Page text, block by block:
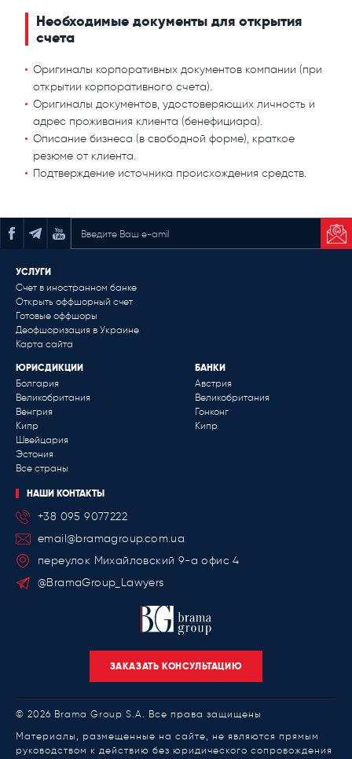
Необходимые документы для открытия
счета
Оригиналы корпоративных документов компании (при
открытии корпоративного счета).
Оригиналы документов, удостоверяющих личность и
адрес проживания клиента (бенефициара).
Описание бизнеса (в свободной форме), краткое
резюме от клиента.
Подтверждение источника происхождения средств.
ЗАКАЗАТЬ КОНСУЛЬТАЦИЮ
УСЛУГИ
Счет в иностранном банке
Открыть оффшорный счет
Готовые оффшоры
Деофшоризация в Украине
Карта сайта
ЮРИСДИКЦИИ
Болгария
Великобритания
Венгрия
Кипр
Швейцария
Эстония
Все страны
БАНКИ
Австрия
Великобритания
Гонконг
Кипр
НАШИ КОНТАКТЫ
+38 095 9077222
email@bramagroup.com.ua
переулок Михайловский 9-a офис 4
@BramaGroup_Lawyers
© 2026 Brama Group S.A. Все права защищены
Материалы, размещенные на сайте, не являются прямым
руководством к действию без юридического сопровождения